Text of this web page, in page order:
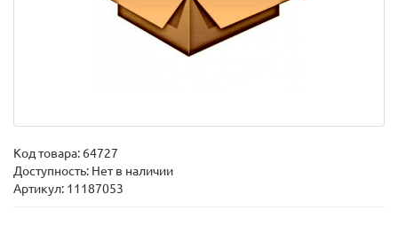
Код товара: 64727
Доступность: Нет в наличии
Артикул: 11187053